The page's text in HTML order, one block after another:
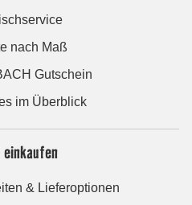
nach Maß
Gutschein
im Überblick
einkaufen
& Lieferoptionen